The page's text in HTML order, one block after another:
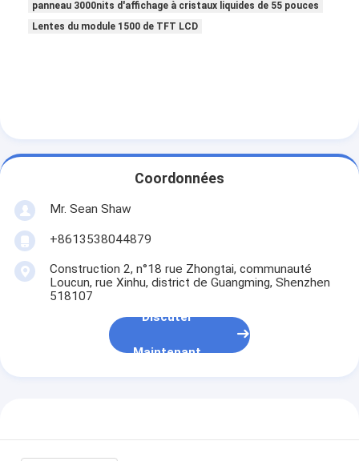
panneau 3000nits d'affichage à cristaux liquides de 55 pouces
Lentes du module 1500 de TFT LCD
Coordonnées
Mr. Sean Shaw
+8613538044879
Construction 2, n°18 rue Zhongtai, communauté
Loucun, rue Xinhu, district de Guangming, Shenzhen
518107
Discuter
Maintenant